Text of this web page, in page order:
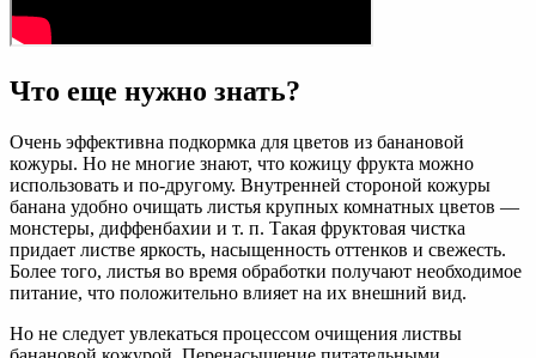
Что еще нужно знать?
Очень эффективна подкормка для цветов из банановой
кожуры. Но не многие знают, что кожицу фрукта можно
использовать и по-другому. Внутренней стороной кожуры
банана удобно очищать листья крупных комнатных цветов —
монстеры, диффенбахии и т. п. Такая фруктовая чистка
придает листве яркость, насыщенность оттенков и свежесть.
Более того, листья во время обработки получают необходимое
питание, что положительно влияет на их внешний вид.
Но не следует увлекаться процессом очищения листвы